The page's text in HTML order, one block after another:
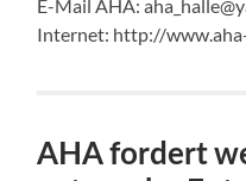
E-Mail AHA:
Internet: http://
AHA fordert